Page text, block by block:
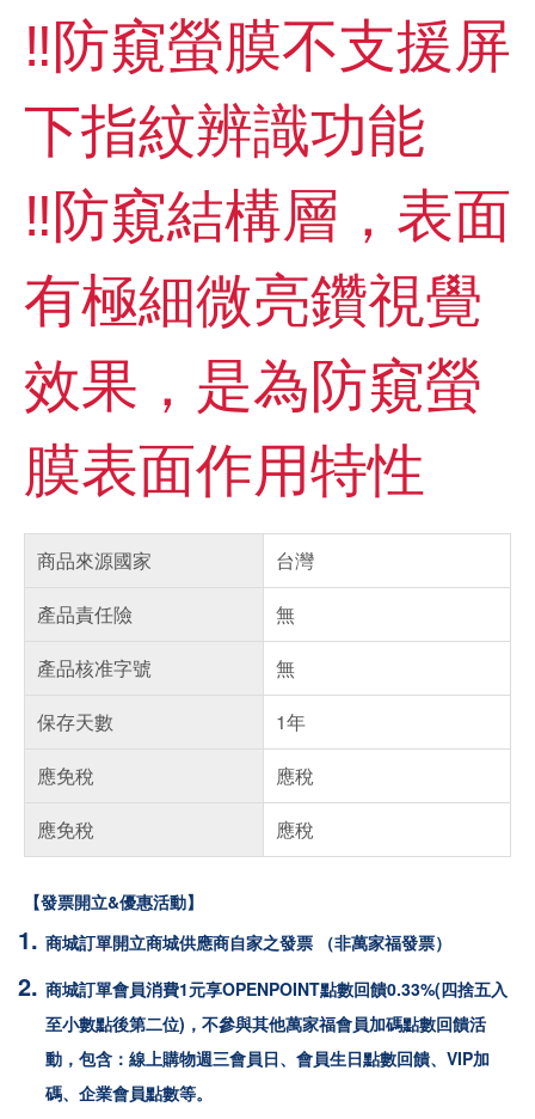
‼️防窺螢膜不支援屏
下指紋辨識功能
‼️防窺結構層，表面
有極細微亮鑽視覺
效果，是為防窺螢
膜表面作用特性
商品來源國家
台灣
產品責任險
無
產品核准字號
無
保存天數
1年
應免稅
應稅
應免稅
應稅
【發票開立&優惠活動】
商城訂單開立商城供應商自家之發票 （非萬家福發票）
商城訂單會員消費1元享OPENPOINT點數回饋0.33%(四捨五入
至小數點後第二位)，不參與其他萬家福會員加碼點數回饋活
動，包含：線上購物週三會員日、會員生日點數回饋、VIP加
碼、企業會員點數等。